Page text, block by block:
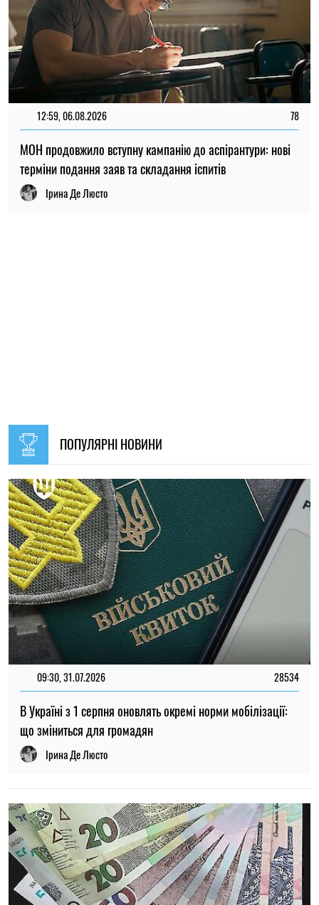
ІРИНА ДЕ ЛЮСТО
Редактор і автор статей на SOCPORTAL.INFO
Спеціалізується на міжнародних відносинах та
економічних системах.
17:21, 06.08.2026
Багатодітні батьки в Україні зберігають право на
відстрочку від мобілізації: у Раді розповіли про плани
Ірина Де Люсто